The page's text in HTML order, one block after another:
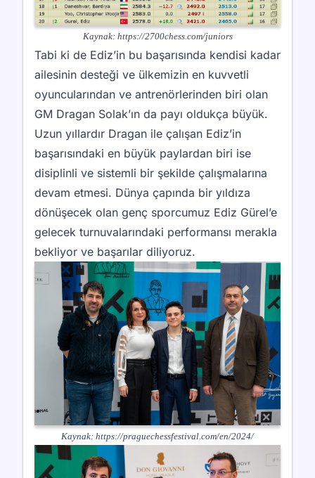
Kaynak: https://2700chess.com/juniors
Tabi ki de Ediz’in bu başarısında kendisi kadar
ailesinin desteği ve ülkemizin en kuvvetli
oyuncularından ve antrenörlerinden biri olan
GM Dragan Solak’ın da payı oldukça büyük.
Uzun yıllardır Dragan ile çalışan Ediz’in
başarısındaki en büyük paylardan biri ise
disiplinli ve sistemli bir şekilde çalışmalarına
devam etmesi. Dünya çapında bir yıldıza
dönüşecek olan genç sporcumuz Ediz Gürel’e
gelecek turnuvalarındaki performansı merakla
bekliyor ve başarılar diliyoruz.
Kaynak: https://praguechessfestival.com/en/2024/